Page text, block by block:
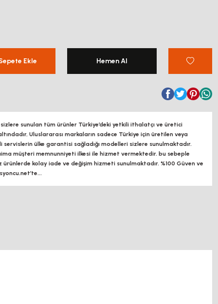
Ekle Hemen Al
sunulan tüm ürünler Türkiye’deki yetkili ithalatçı ve üretici
Uluslararası markaların sadece Türkiye için üretilen veya
ülke garantisi sağladığı modelleri sizlere sunulmaktadır.
müşteri memnunniyeti ilkesi ile hizmet vermektedir. bu sebeple
ürünlerde kolay iade ve değişim hizmeti sunulmaktadır. %100 Güven ve